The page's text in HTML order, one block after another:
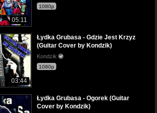
05:11
1080p
03:44
Łydka Grubasa - Gdzie Jest Krzyz
(Guitar Cover by Kondzik)
Kondzik
1080p
Łydka Grubasa - Ogorek (Guitar
Cover by Kondzik)